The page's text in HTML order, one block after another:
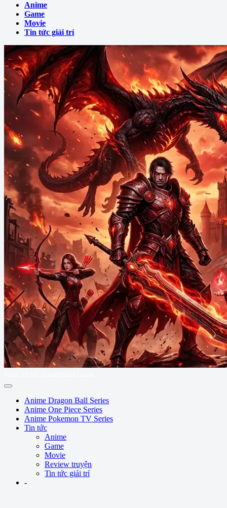
Anime
Game
Movie
Tin tức giải trí
Anime Dragon Ball Series
Anime One Piece Series
Anime Pokemon TV Series
Tin tức
Anime
Game
Movie
Review truyện
Tin tức giải trí
-